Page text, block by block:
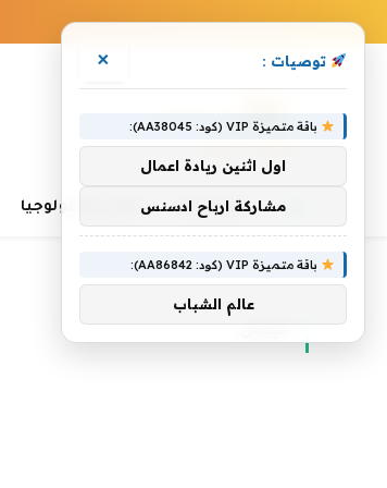
الرئيسية تعلم التكنولوجيا
الرئيسية» فيض
فيض
توصيات : ×
باقة متميزة VIP (كود: AA38045):
اول اثنين ريادة اعمال
مشاركة ارباح ادسنس
باقة متميزة VIP (كود: AA86842):
عالم الشباب